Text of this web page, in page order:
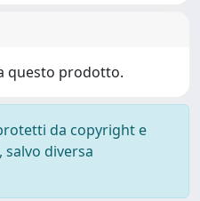
questo prodotto.
da copyright e
diversa